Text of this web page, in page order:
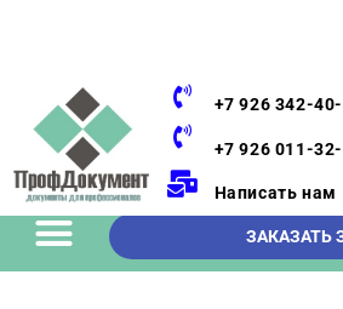
+7 926 342-
+7 926 011-
Написать нам
ЗАКАЗАТЬ